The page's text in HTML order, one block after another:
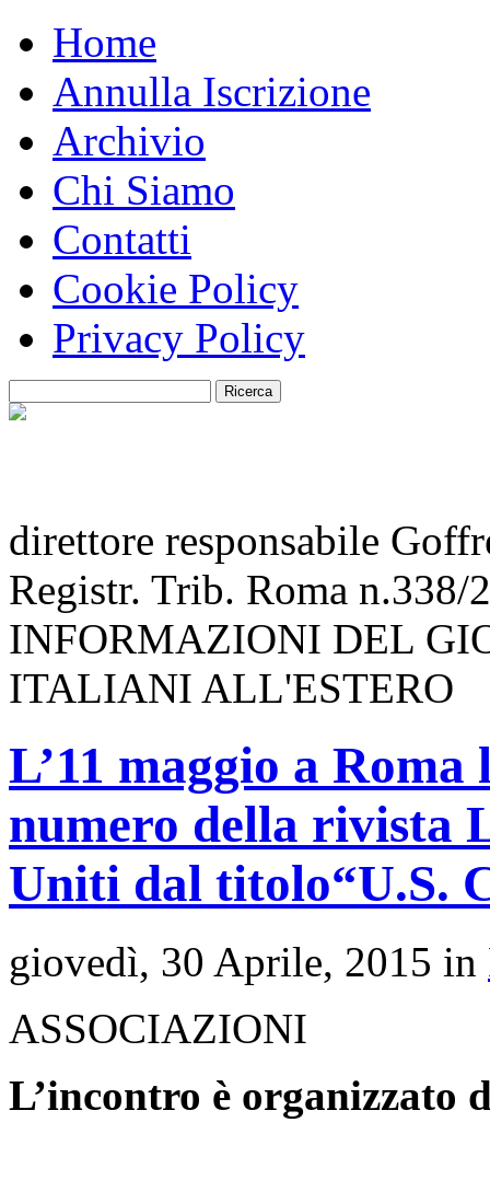
Home
Annulla Iscrizione
Archivio
Chi Siamo
Contatti
Cookie Policy
Privacy Policy
direttore responsabile
Registr. Trib. Roma n.338/
INFORMAZIONI DEL
ITALIANI ALL'ESTERO
L’11 maggio a
numero della rivista
Uniti dal titolo“U.S.
giovedì, 30 Aprile, 2015 in
ASSOCIAZIONI
L’incontro è organizzato